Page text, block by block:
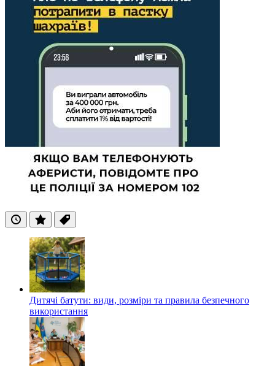
ОстанніПопулярні
Теги
Дитячі батути: види, розміри та правила безпечного
використання